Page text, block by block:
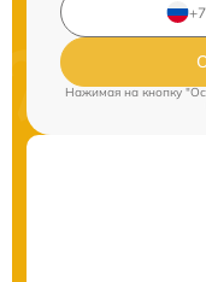
Нажимая на кнопку